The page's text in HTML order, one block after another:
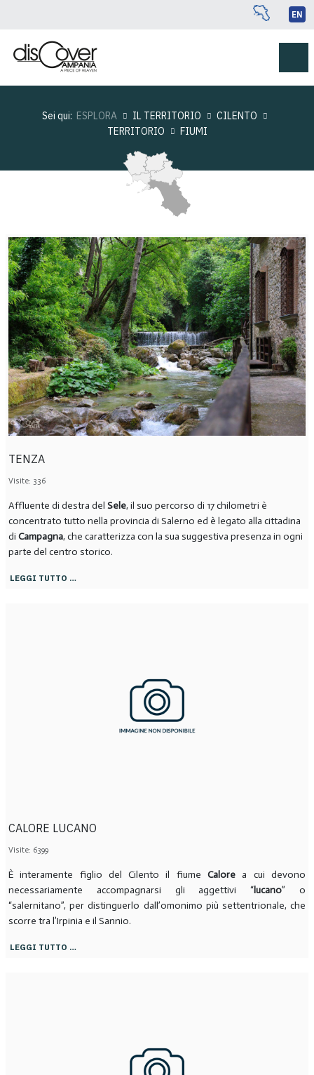
EN
Sei qui: ESPLORA IL TERRITORIO
CILENTO
TERRITORIO
FIUMI
TENZA
Visite: 336
Affluente di destra del Sele, il suo percorso di 17 chilometri è
concentrato tutto nella provincia di Salerno ed è legato alla cittadina
di Campagna, che caratterizza con la sua suggestiva presenza in ogni
parte del centro storico.
LEGGI TUTTO …
CALORE LUCANO
Visite: 6399
È interamente figlio del Cilento il fiumeCalore a cui devono
necessariamente accompagnarsi gli aggettivi “lucano” o
“salernitano”, per distinguerlo dall’omonimo più settentrionale, che
scorre tra l’Irpinia e il Sannio.
LEGGI TUTTO …